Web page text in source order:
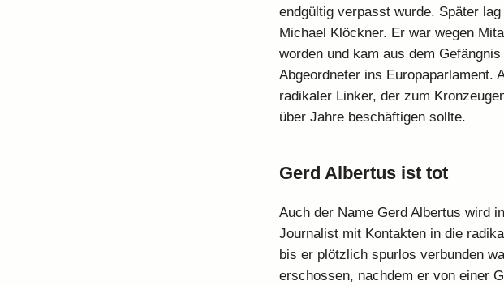
endgültig verpasst wurde. Später
Michael Klöckner. Er war wegen
worden und kam aus dem
Abgeordneter ins Europaparlament.
radikaler Linker, der zum
über Jahre beschäftigen sollte.
Gerd Albertus ist tot
Auch der Name Gerd Albertus wird
Journalist mit Kontakten in die
bis er plötzlich spurlos verbunden
erschossen, nachdem er von einer